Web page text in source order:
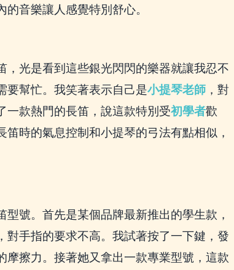
音樂讓人感覺特別舒心。
光是看到這些銀光閃閃的樂器就讓我忍不
要幫忙。我笑著表示自己是小提琴老師 ，對
一款熱門的長笛，說這款特別受初學者歡
時的氣息控制和小提琴的弓法有點相似，
號。首先是某個品牌最新推出的學生款，
對手指的要求不高。我試著按了一下鍵，發
擦力。接著她又拿出一款專業型號，這款